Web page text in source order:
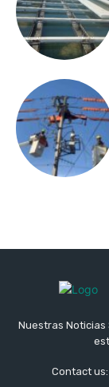
Nuestras Noticias
Contact us: